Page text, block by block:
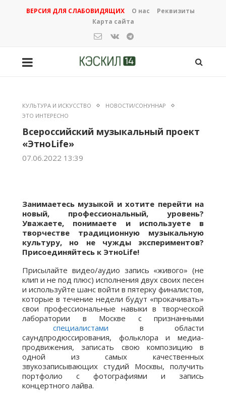
ВЕРСИЯ ДЛЯ СЛАБОВИДЯЩИХ О нас
Реквизиты
Карта сайта
КУЛЬТУРА И ИСКУССТВО
НОВОСТИ/СОНУННАР
ЭТО ИНТЕРЕСНО
Всероссийский музыкальный проект
«ЭтноLife»
07.06.2022 13:39
Занимаетесь музыкой и хотите перейти на
новый, профессиональный, уровень?
Уважаете, понимаете и используете в
творчестве традиционную музыкальную
культуру, но не чужды экспериментов?
Присоединяйтесь к ЭтноLife!
Присылайте видео/аудио запись «живого» (не
клип и не под плюс) исполнения двух своих песен
и используйте шанс войти в пятерку финалистов,
которые в течение недели будут «прокачивать»
свои профессиональные навыки в творческой
лаборатории в Москве с признанными
специалистами в области
саундпродюссирования, фольклора и медиа-
продвижения, записать свою композицию в
одной из самых качественных
звукозаписывающих студий Москвы, получить
портфолио с фотографиями и запись
концертного лайва.